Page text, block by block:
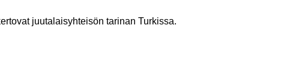
juutalaisyhteisön tarinan Turkissa.